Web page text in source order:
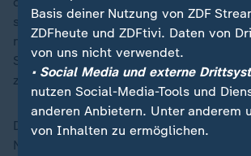
schwedische Tor von Anthony Elanga
nichts. Im Gegenteil: Summerville
Schlussphase den alten Abstand
zum 5:1-Endstand.
Durch den deutlichen Erfolg
Niederlande vorerst die Führung in der
Basis deiner Nutzung von ZDF
ZDFheute und ZDFtivi. Daten von
von uns nicht verwendet.
• Social Media und externe
nutzen Social-Media-Tools und
anderen Anbietern. Unter anderem
von Inhalten zu ermöglichen.